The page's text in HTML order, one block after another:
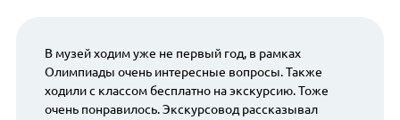
В музей ходим уже не первый год, в рамках
Олимпиады очень интересные вопросы. Также
ходили с классом бесплатно на экскурсию. Тоже
очень понравилось. Экскурсовод рассказывал